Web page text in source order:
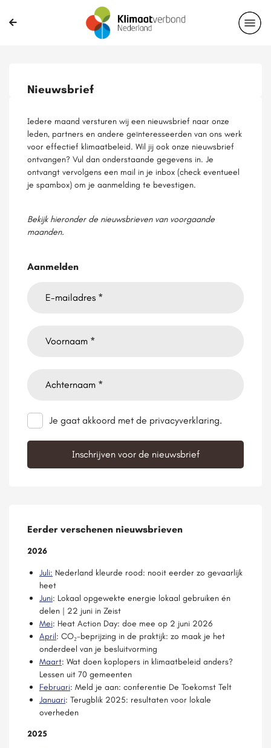
Nieuwsbrief
Iedere maand versturen wij een nieuwsbrief naar onze
leden, partners en andere geïnteresseerden van ons werk
voor effectief klimaatbeleid. Wil jij ook onze nieuwsbrief
ontvangen? Vul dan onderstaande gegevens in. Je
ontvangt vervolgens een mail in je inbox (check eventueel
je spambox) om je aanmelding te bevestigen.
Bekijk hieronder de nieuwsbrieven van voorgaande
maanden.
Aanmelden
Je gaat akkoord met de privacyverklaring.
Eerder verschenen nieuwsbrieven
2026
Juli: Nederland kleurde rood: nooit eerder zo gevaarlijk
heet
Juni: Lokaal opgewekte energie lokaal gebruiken én
delen | 22 juni in Zeist
Mei: Heat Action Day: doe mee op 2 juni 2026
April: CO₂-beprijzing in de praktijk: zo maak je het
onderdeel van je besluitvorming
Maart: Wat doen koplopers in klimaatbeleid anders?
Lessen uit 70 gemeenten
Februari: Meld je aan: conferentie De Toekomst Telt
Januari: Terugblik 2025: resultaten voor lokale
overheden
2025